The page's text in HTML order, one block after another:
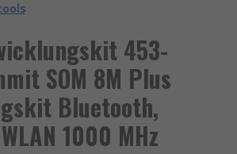
453-
SOM 8M Plus
Bluetooth,
1000 MHz